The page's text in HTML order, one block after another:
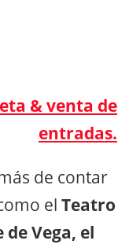
& venta de
entradas.
de contar
el Teatro
Vega, el